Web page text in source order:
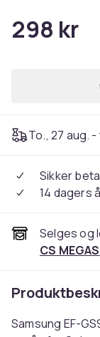
298 kr
To., 27 aug. -
Sikker
14 dagers
Selges og
CS
Samsung EF-